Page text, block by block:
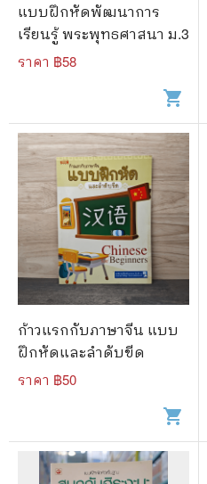
แบบฝึกหัดพัฒนาการ
เรียนรู้ พระพุทธศาสนา ม.3
ราคา ฿58
shopping_cart
ก้าวแรกกับภาษาจีน แบบ
ฝึกหัดและลำดับขีด
ราคา ฿50
shopping_cart